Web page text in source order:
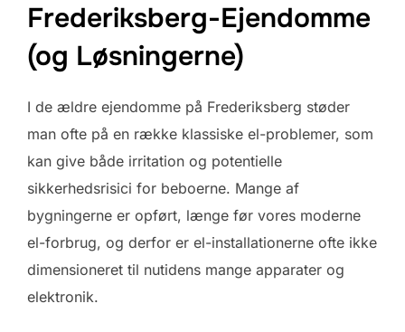
Frederiksberg-Ejendomme
(og Løsningerne)
I de ældre ejendomme på Frederiksberg støder
man ofte på en række klassiske el-problemer, som
kan give både irritation og potentielle
sikkerhedsrisici for beboerne. Mange af
bygningerne er opført, længe før vores moderne
el-forbrug, og derfor er el-installationerne ofte ikke
dimensioneret til nutidens mange apparater og
elektronik.